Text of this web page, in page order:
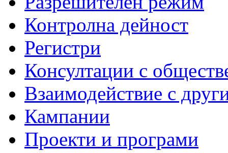
Контролна дейност
Регистри
Консултации с
Взаимодействие с
Кампании
Проекти и програми